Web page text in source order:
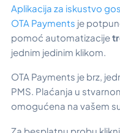
Aplikacija za iskustvo
OTA Payments je
pomoć automatizacije
jednim jedinim klikom.
OTA Payments je brz,
PMS. Plaćanja u
omogućena na vašem
Za besplatnu probu